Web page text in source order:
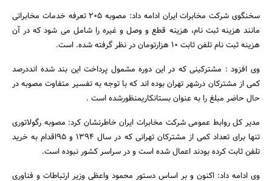
جستجو
سخنگوی شرکت مخابرات ایران ادامه داد: مصوبه 205 تعرفه خدمات مخابراتی
مانند هزینه ثبت نام، هزینه قطع و وصل و غیره را شامل می شود که در آن
هزینه ثبت نام تلفن ثابت 10 هزارتومان در نظر گرفته شده. است.
وی افزود : مشترکینی که در این دوره مشمول پرداخت این بند شده انددرصد
کمی از مشترکان درشهر تهران بوده اند که با توجه به تفسیر متفاوت مصوبه در
حال حاضر مبلغ را به عنوان بستانکاریمنظورشده است .
مدیر کل روابط عمومی شرکت مخابرات ایران خاطرنشان کرد: مصوبه رگولاتوری
تنها برای تعداد کمی از مشترکان تهرانی که در سال 1394 و 95اقدام به خرید
تلفن ثابت کرده بودند اعمال شده است و در سراسر کشور نبوده است.
وی ادامه داد: اکنون و بر اساس دستور محمود واعظی وزیر ارتباطات و فناوری